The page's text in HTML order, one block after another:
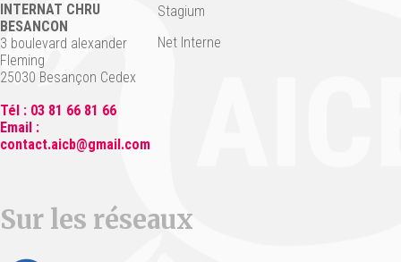
INTERNAT CHRU
BESANCON
3 boulevard alexander
Fleming
25030 Besançon Cedex
Tél : 03 81 66 81 66
Email :
contact.aicb@gmail.com
Stagium
Net Interne
Sur les réseaux